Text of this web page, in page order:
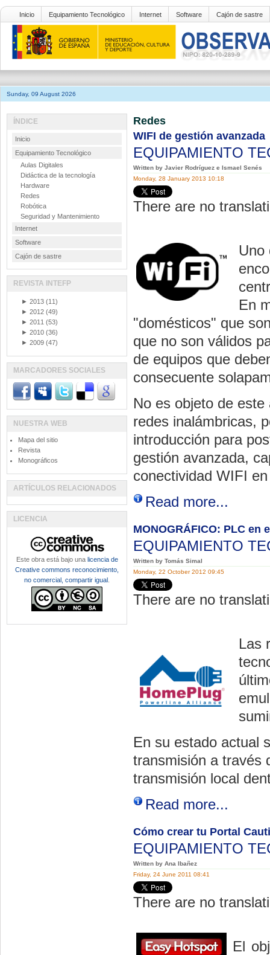
Inicio Equipamiento Tecnológico Internet Software Cajón de sastre
Sunday, 09 August 2026
Redes
WIFI de gestión avanzada
EQUIPAMIENTO
Written by Javier Rodríguez e Ismael Senés
Monday, 28 January 2013 10:18
There are no
Uno
En
"domésticos" que
que no son válidos
de equipos que
consecuente
No es objeto de
redes inalámbricas,
introducción para
gestión avanzada,
conectividad WIFI
Read more...
MONOGRÁFICO: PLC en
EQUIPAMIENTO
Written by Tomás Simal
Monday, 22 October 2012 09:45
There are no
Las
En su estado actual
transmisión a través
transmisión local
Read more...
Cómo crear tu Portal
EQUIPAMIENTO
Written by Ana Ibañez
Friday, 24 June 2011 08:41
There are no
El
ÍNDICE
Inicio
Equipamiento Tecnológico
Aulas Digitales
Didáctica de la tecnología
Hardware
Redes
Robótica
Seguridad y Mantenimiento
Internet
Software
Cajón de sastre
REVISTA INTEFP
► 2013 (11)
► 2012 (49)
► 2011 (53)
► 2010 (36)
► 2009 (47)
MARCADORES SOCIALES
NUESTRA WEB
Mapa del sitio
Revista
Monográficos
ARTÍCULOS RELACIONADOS
LICENCIA
Este obra está bajo una licencia de
Creative commons reconocimiento,
no comercial, compartir igual